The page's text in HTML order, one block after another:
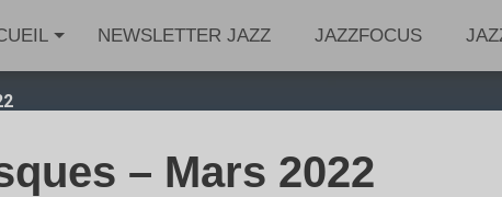
NEWSLETTER JAZZ JAZZFOCUS
– Mars 2022